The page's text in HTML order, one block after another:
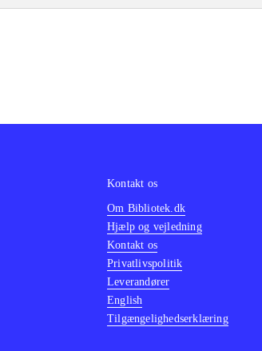
Kontakt os
Om Bibliotek.dk
Hjælp og vejledning
Kontakt os
Privatlivspolitik
Leverandører
English
Tilgængelighedserklæring